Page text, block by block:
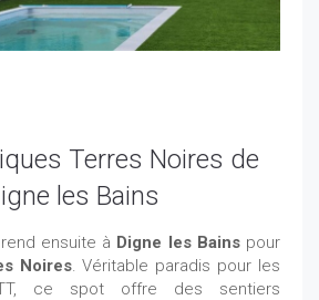
Terres Noires de
les Bains
ensuite à Digne les Bainspour
Noires. Véritable paradis pour les
ce spot offre des sentiers